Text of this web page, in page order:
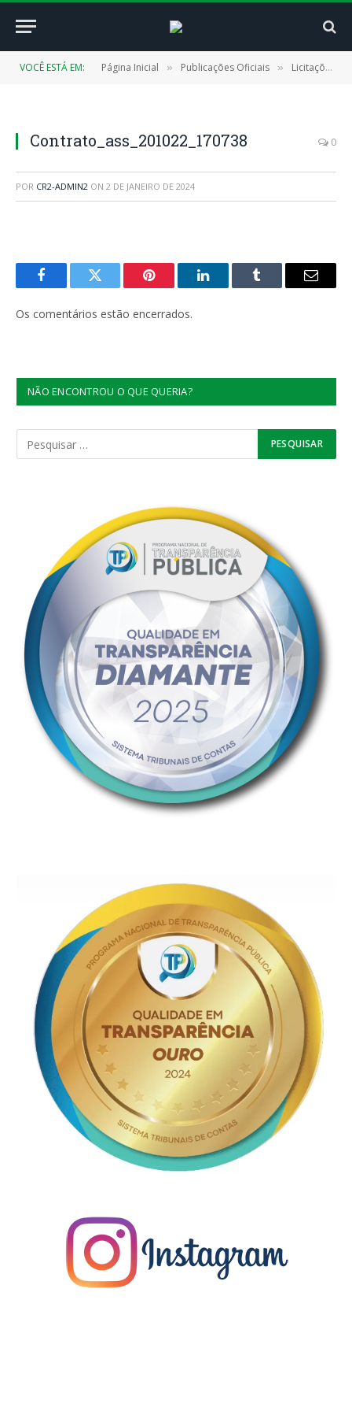
VOCÊ ESTÁ EM: Página Inicial » Publicações Oficiais » Licitações
Contrato_ass_201022_170738 0
POR CR2-ADMIN2 ON 2 DE JANEIRO DE 2024
FacebookTwitter Pinterest LinkedInTumblr
E-
Os comentários estão encerrados.
NÃO ENCONTROU O QUE QUERIA?